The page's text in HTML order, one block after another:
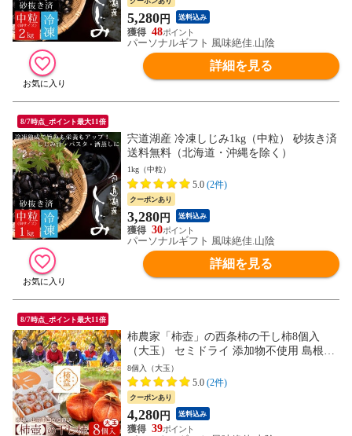
5,280円 送料込み
48
パーソナルギフト 風味絶佳.山陰
詳細を見る
8/7時点_ポイント最大11倍
宍道湖産 冷凍しじみ1kg（中粒） 砂抜き済
送料無料（北海道・沖縄を除く）
1kg（中粒）
5.0 (2件)
クーポンあり
3,280円 送料込み
30
パーソナルギフト 風味絶佳.山陰
詳細を見る
8/7時点_ポイント最大11倍
柿農家「柿壺」の西条柿の干し柿8個入
（大玉） セミドライ 添加物不使用 島根県
産 柿 ギフト 送料無料（北海道・沖縄を除
く）
8個入（大玉）
5.0 (2件)
クーポンあり
4,280円 送料込み
39